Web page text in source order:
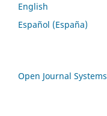
English
Español (España)
Open Journal Systems